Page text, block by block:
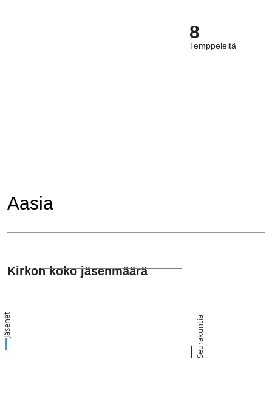
8
Temppeleitä
Aasia
Kirkon koko jäsenmäärä
Jäsenet Seurakuntia